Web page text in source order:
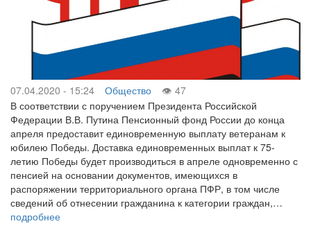
07.04.2020 - 15:24 Общество
47
В соответствии с поручением Президента Российской
Федерации В.В. Путина Пенсионный фонд России до конца
апреля предоставит единовременную выплату ветеранам к
юбилею Победы. Доставка единовременных выплат к 75-
летию Победы будет производиться в апреле одновременно с
пенсией на основании документов, имеющихся в
распоряжении территориального органа ПФР, в том числе
сведений об отнесении гражданина к категории граждан,…
подробнее